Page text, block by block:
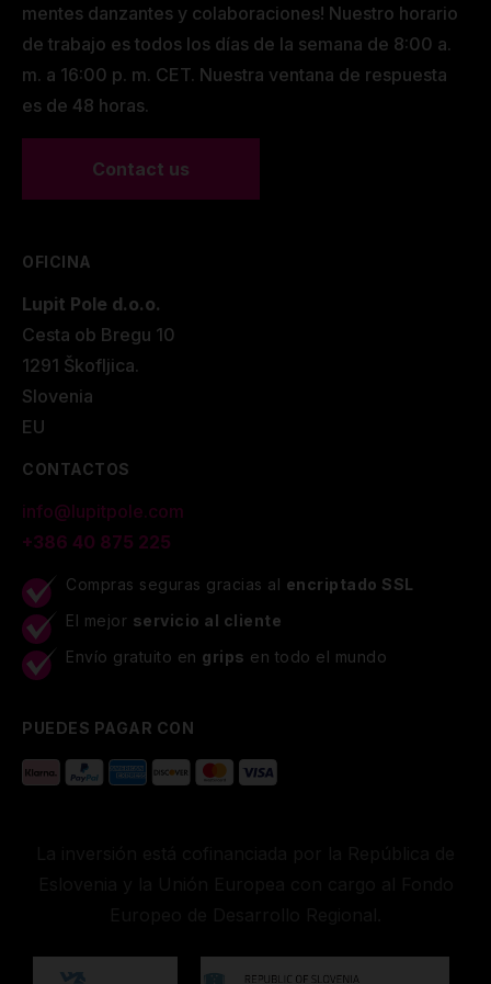
mentes danzantes y colaboraciones! Nuestro horario
de trabajo es todos los días de la semana de 8:00 a.
m. a 16:00 p. m. CET. Nuestra ventana de respuesta
es de 48 horas.
Contact us
OFICINA
Lupit Pole d.o.o.
Cesta ob Bregu 10
1291 Škofljica.
Slovenia
EU
CONTACTOS
info@lupitpole.com
+386 40 875 225
Compras seguras gracias al encriptado SSL
El mejor servicio al cliente
Envío gratuito en grips en todo el mundo
PUEDES PAGAR CON